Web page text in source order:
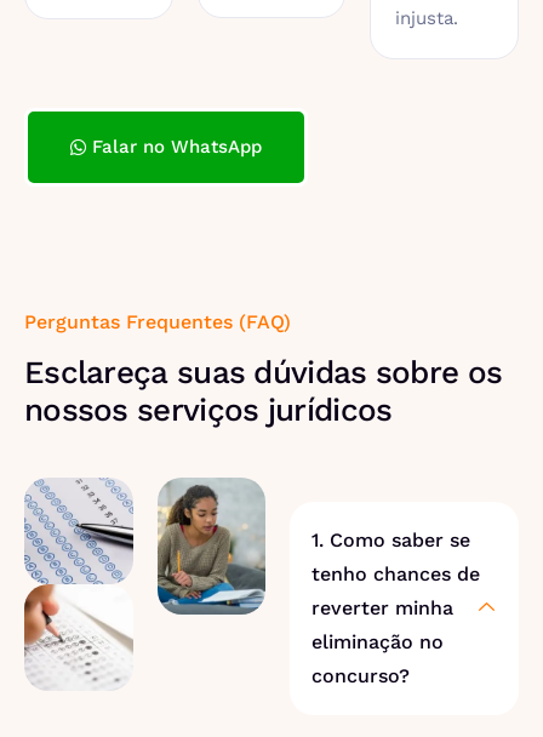
injusta.
Falar no WhatsApp
Perguntas Frequentes (FAQ)
Esclareça suas dúvidas sobre os
nossos serviços jurídicos
1. Como saber se
tenho chances de
reverter minha
eliminação no
concurso?